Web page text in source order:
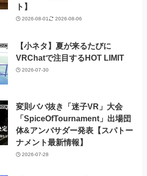
ト】
2026-08-01 2026-08-06
【小ネタ】夏が来るたびに
VRChatで注目するHOT LIMIT
2026-07-30
変則ババ抜き「迷子VR」大会
「SpiceOfTournament」出場団
体&アンバサダー発表【スパトー
ナメント最新情報】
2026-07-28